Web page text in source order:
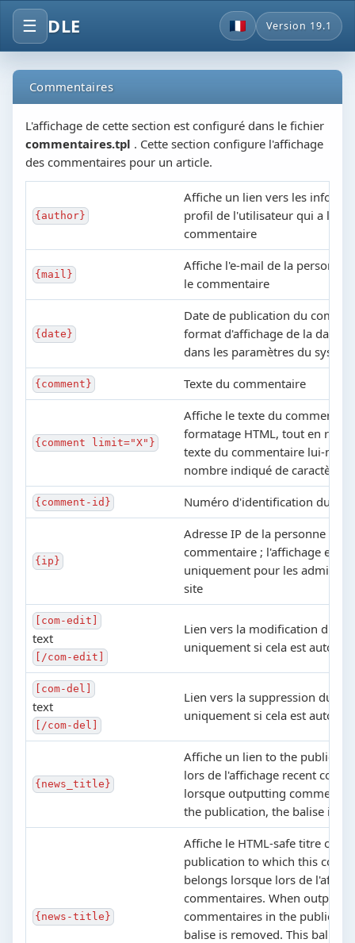
☰ DLE Version 19.1
Commentaires
L'affichage de cette section est configuré dans le fichier
commentaires.tpl . Cette section configure l'affichage
des commentaires pour un article.
{author}
Affiche un lien vers les
profil de l'utilisateur qui a
commentaire
{mail}
Affiche l'e-mail de la personne
le commentaire
{date}
Date de publication du
format d'affichage de la date
dans les paramètres du
{comment} Texte du commentaire
{comment limit="X"}
Affiche le texte du
formatage HTML, tout en
texte du commentaire lui-
nombre indiqué de caractères
{comment-id} Numéro d'identification du
{ip}
Adresse IP de la personne qui
commentaire ; l'affichage est
uniquement pour les
site
[com-edit]
text
[/com-edit]
Lien vers la modification du
uniquement si cela est autorisé
[com-del]
text
[/com-del]
Lien vers la suppression du
uniquement si cela est autorisé
{news_title}
Affiche un lien to the
lors de l'affichage recent
lorsque outputting
the publication, the balise is
{news-title}
Affiche le HTML-safe titre of the
publication to which this
belongs lorsque lors de
commentaires. When
commentaires in the
balise is removed. This balise